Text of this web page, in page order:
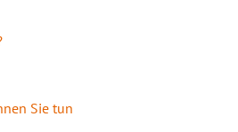
Sie tun